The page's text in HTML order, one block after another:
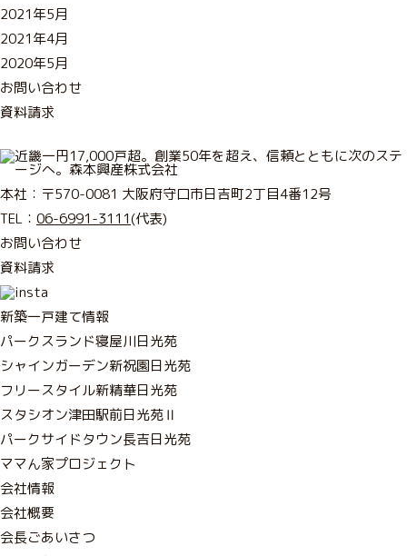
2021年5月
2021年4月
2020年5月
お問い合わせ
資料請求
本社：〒570-0081 大阪府守口市日吉町2丁目4番12号
TEL： 06-6991-3111(代表)
お問い合わせ
資料請求
新築一戸建て情報
パークスランド寝屋川日光苑
シャインガーデン新祝園日光苑
フリースタイル新精華日光苑
スタシオン津田駅前日光苑Ⅱ
パークサイドタウン長吉日光苑
ママん家プロジェクト
会社情報
会社概要
会長ごあいさつ